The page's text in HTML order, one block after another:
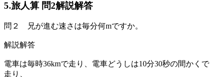
5.旅人算 問2解説解答
問２ 兄が進む速さは毎分何mですか。
解説解答
電車は毎時36kmで走り、電車どうしは10分30秒の間かくで
走り、